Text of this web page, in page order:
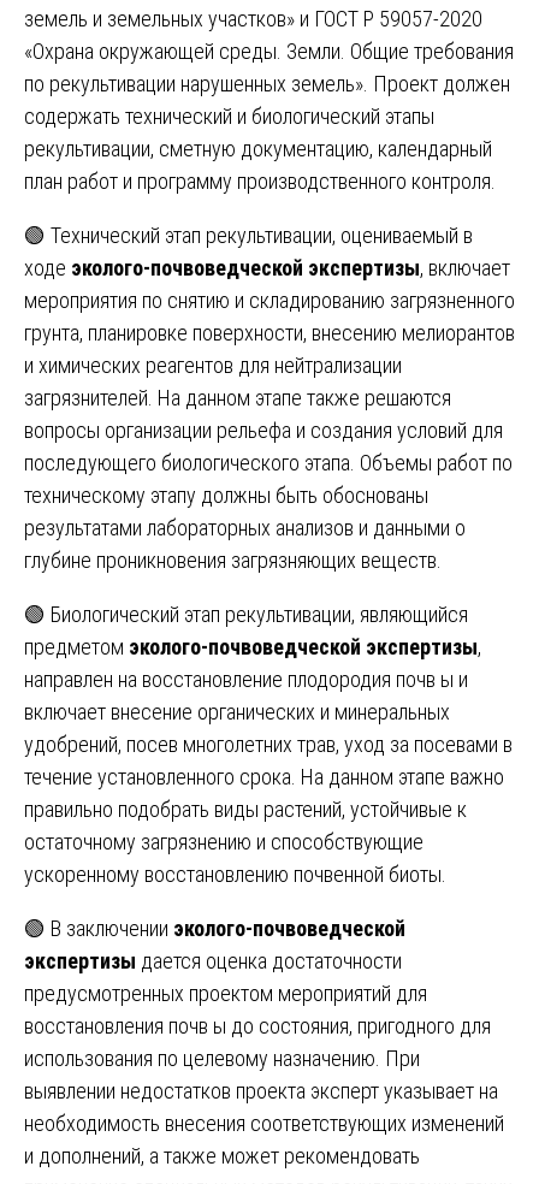
земель и земельных участков» и ГОСТ Р 59057-2020
«Охрана окружающей среды. Земли. Общие требования
по рекультивации нарушенных земель». Проект должен
содержать технический и биологический этапы
рекультивации, сметную документацию, календарный
план работ и программу производственного контроля.
🟢 Технический этап рекультивации, оцениваемый в
ходе эколого-почвоведческой экспертизы, включает
мероприятия по снятию и складированию загрязненного
грунта, планировке поверхности, внесению мелиорантов
и химических реагентов для нейтрализации
загрязнителей. На данном этапе также решаются
вопросы организации рельефа и создания условий для
последующего биологического этапа. Объемы работ по
техническому этапу должны быть обоснованы
результатами лабораторных анализов и данными о
глубине проникновения загрязняющих веществ.
🟢 Биологический этап рекультивации, являющийся
предметом эколого-почвоведческой экспертизы,
направлен на восстановление плодородия почв ы и
включает внесение органических и минеральных
удобрений, посев многолетних трав, уход за посевами в
течение установленного срока. На данном этапе важно
правильно подобрать виды растений, устойчивые к
остаточному загрязнению и способствующие
ускоренному восстановлению почвенной биоты.
🟢 В заключении эколого-почвоведческой
экспертизы дается оценка достаточности
предусмотренных проектом мероприятий для
восстановления почв ы до состояния, пригодного для
использования по целевому назначению. При
выявлении недостатков проекта эксперт указывает на
необходимость внесения соответствующих изменений
и дополнений, а также может рекомендовать